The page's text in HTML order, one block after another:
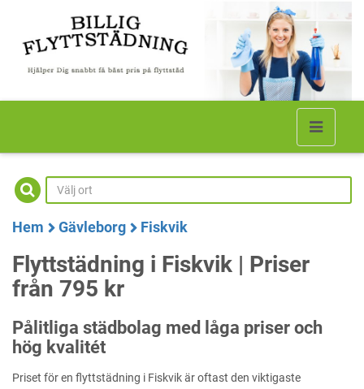
Hem Gävleborg Fiskvik
Flyttstädning i Fiskvik | Priser
från 795 kr
Pålitliga städbolag med låga priser och
hög kvalitét
Priset för en flyttstädning i Fiskvik är oftast den viktigaste